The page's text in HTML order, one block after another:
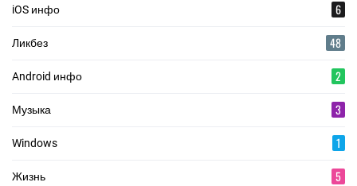
iOS инфо 6
Ликбез 48
Android инфо 2
Музыка 3
Windows 1
Жизнь 5